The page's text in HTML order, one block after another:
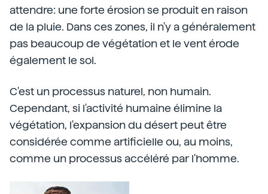
attendre: une forte érosion se produit en raison
de la pluie. Dans ces zones, il n'y a généralement
pas beaucoup de végétation et le vent érode
également le sol.
C'est un processus naturel, non humain.
Cependant, si l'activité humaine élimine la
végétation, l'expansion du désert peut être
considérée comme artificielle ou, au moins,
comme un processus accéléré par l'homme.